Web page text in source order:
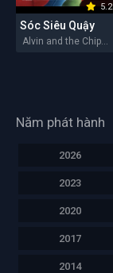
5.2
Sóc Siêu Quậy
Năm phát hành
2026
2023
2020
2017
2014